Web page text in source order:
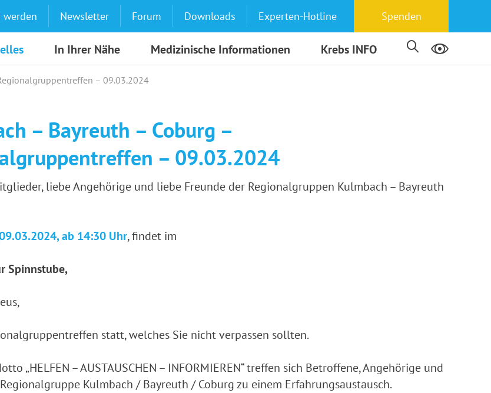
Newsletter Forum Downloads Experten-Hotline Spenden
In Ihrer Nähe Medizinische Informationen Krebs INFO
– 09.03.2024
– Bayreuth – Coburg –
– 09.03.2024
liebe Angehörige und liebe Freunde der Regionalgruppen Kulmbach – Bayreuth
ab 14:30 Uhr, findet im
Spinnstube,
statt, welches Sie nicht verpassen sollten.
„HELFEN – AUSTAUSCHEN – INFORMIEREN“ treffen sich Betroffene, Angehörige und
Kulmbach / Bayreuth / Coburg zu einem Erfahrungsaustausch.